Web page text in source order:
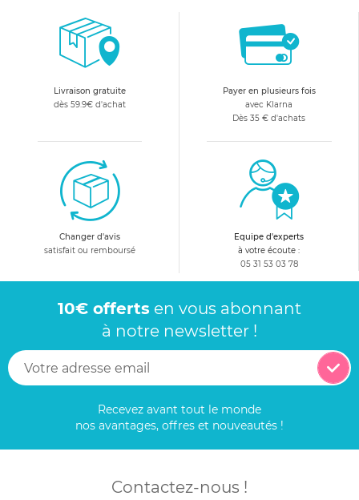
Livraison gratuite
dès 59.9€ d'achat
Payer en plusieurs fois
avec Klarna
Dès 35 € d'achats
Changer d'avis
satisfait ou remboursé
Equipe d'experts
à votre écoute :
05 31 53 03 78
10€ offerts en vous abonnant
à notre newsletter !
Recevez avant tout le monde
nos avantages, offres et nouveautés !
Contactez-nous !